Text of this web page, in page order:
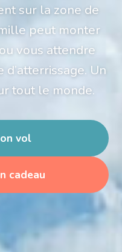
sur la zone de
peut monter
vous attendre
Un
tout le monde.
vol
cadeau